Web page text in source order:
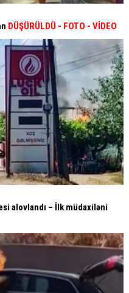
DÜŞÜRÜLDÜ - FOTO - VİDEO
alovlandı – İlk müdaxiləni